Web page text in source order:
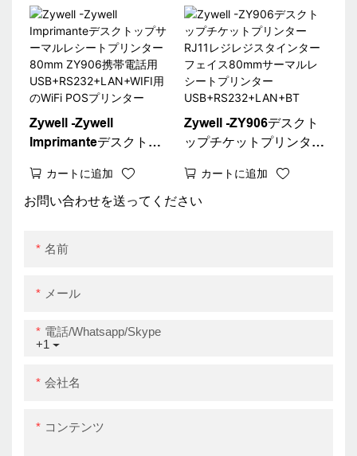
luetooth領収書プリンタ
ー
POSレシートプリンター
Zywell -Zywell
Imprimanteデスクトッ
ンター80mm ZY906携帯
電話用
カートに追加
Zywell -ZY906デスクト
ップチケットプリンター
ターフェイス80mmサー
マルレシートプリンター
カートに追加
お問い合わせを送ってください
名前
メール
+1
電話/whatsapp/skype
会社名
コンテンツ